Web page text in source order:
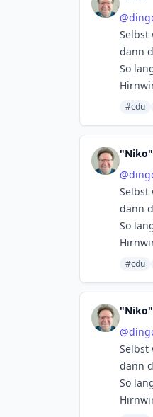
@
Selbst
dann
So
#cdu
"Niko"
@
Selbst
dann
So
#cdu
"Niko"
@
Selbst
dann
So